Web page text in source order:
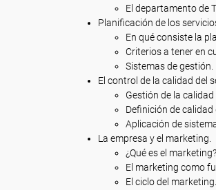
El departamento de
Planificación de los
En qué consiste la
Criterios a tener en
Sistemas de gestión.
El control de la calidad del
Gestión de la calidad
Definición de calidad
Aplicación de
La empresa y el marketing.
¿Qué es el marketing?
El marketing como
El ciclo del marketing.